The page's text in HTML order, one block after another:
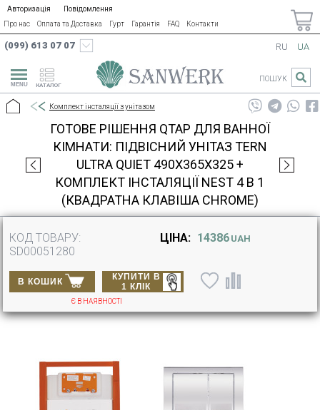
Авторизація
Повідомлення
Про нас
Оплата та Доставка Гурт Гарантія FAQ Контакти
(099) 613 07 07
КАТАЛОГ
RU UA
ПОШУК
Комплект інсталяції з унітазом
ГОТОВЕ РІШЕННЯ QTAP ДЛЯ ВАННОЇ
КІМНАТИ: ПІДВІСНИЙ УНІТАЗ TERN
ULTRA QUIET 490X365X325 +
КОМПЛЕКТ ІНСТАЛЯЦІЇ NEST 4 В 1
(КВАДРАТНА КЛАВІША CHROME)
КОД ТОВАРУ:
SD00051280
ЦІНА: 14386 UAH
В КОШИК
КУПИТИ В
1 КЛІК
Є В НАЯВНОСТІ